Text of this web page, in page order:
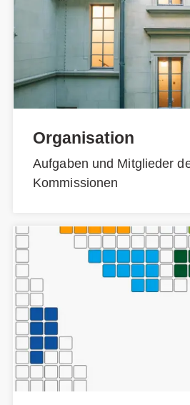
Organisation
Aufgaben und Mitglieder
Kommissionen